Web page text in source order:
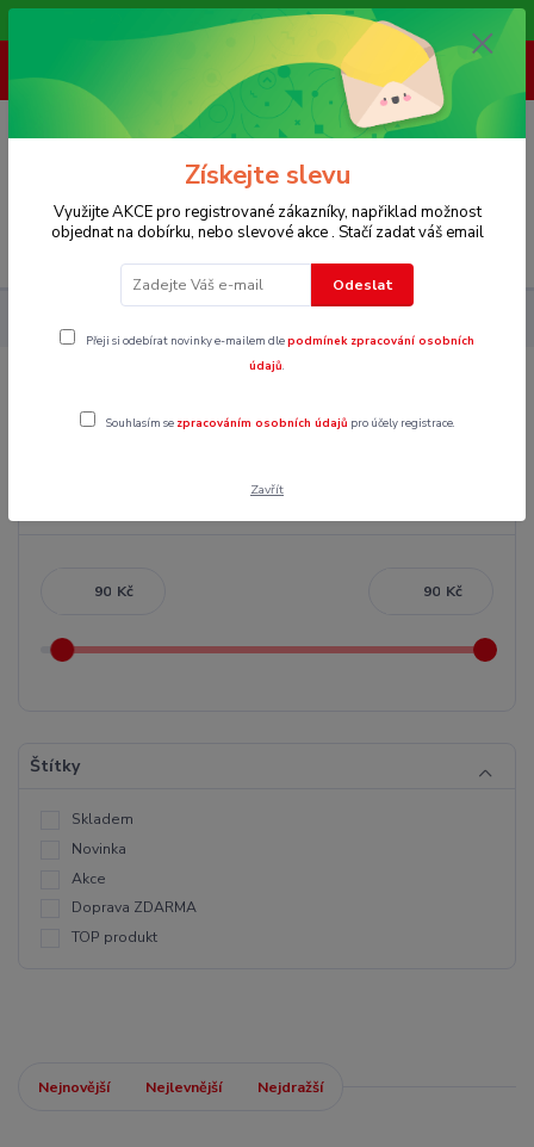
Vítáme Vás na našem e-shopu,. Stále doplňujeme nové produkty.
Menu
(Po-Pá, 8-16 hod.)
0
Kč Kč
Štítky
Skladem
Novinka
Akce
Doprava ZDARMA
TOP produkt
Nejnovější Nejlevnější Nejdražší
Získejte slevu
Využijte AKCE pro registrované zákazníky, napřiklad možnost
objednat na dobírku, nebo slevové akce . Stačí zadat váš email
Odeslat
Přeji si odebírat novinky e-mailem dlepodmínek zpracování osobních
údajů.
Souhlasím se zpracováním osobních údajů pro účely registrace.
Zavřít